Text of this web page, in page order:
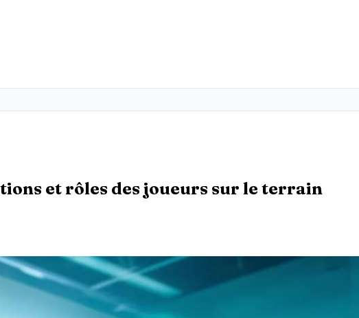
et rôles des joueurs sur le terrain